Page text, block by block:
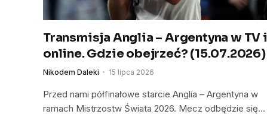
Transmisja Anglia – Argentyna w TV i
online. Gdzie obejrzeć? (15.07.2026)
Nikodem Daleki 15 lipca 2026
Przed nami półfinałowe starcie Anglia – Argentyna w
ramach Mistrzostw Świata 2026. Mecz odbędzie się…